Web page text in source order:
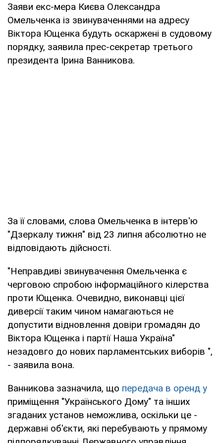
Заяви екс-мера Києва Олександра
Омельченка із звинуваченнями на адресу
Віктора Ющенка будуть оскаржені в судовому
порядку, заявила прес-секретар третього
президента Ірина Ванникова.
За її словами, слова Омельченка в інтерв'ю
"Дзеркалу тижня" від 23 липня абсолютно не
відповідають дійсності.
"Неправдиві звинувачення Омельченка є
черговою спробою інформаційного кілерства
проти Ющенка. Очевидно, виконавці цієї
диверсії таким чином намагаються не
допустити відновлення довіри громадян до
Віктора Ющенка і партії Наша Україна"
незадовго до нових парламентських виборів ",
- заявила вона.
Ванникова зазначила, що передача в оренд у
приміщення "Українського Дому" та інших
згаданих установ неможлива, оскільки це -
державні об'єкти, які перебувають у прямому